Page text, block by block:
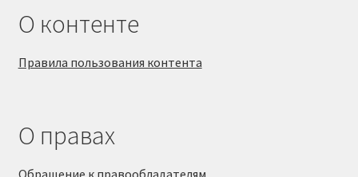
О контенте
Правила пользования контента
О правах
Обращение к правообладателям